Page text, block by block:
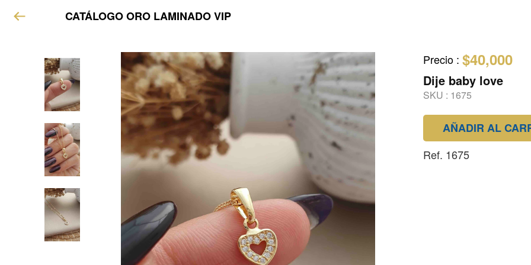
CATÁLOGO ORO LAMINADO VIP
Precio : $40,000
Dije baby love
SKU : 1675
AÑADIR AL
Ref. 1675